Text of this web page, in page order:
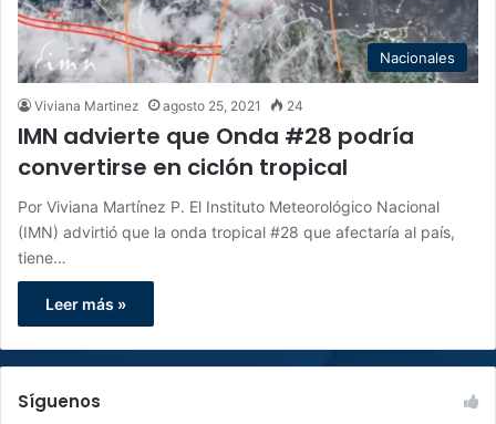
Nacionales
Viviana Martinez agosto 25, 2021 24
IMN advierte que Onda #28 podría
convertirse en ciclón tropical
Por Viviana Martínez P. El Instituto Meteorológico Nacional
(IMN) advirtió que la onda tropical #28 que afectaría al país,
tiene…
Leer más »
Síguenos